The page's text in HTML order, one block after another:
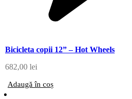
Bicicleta copii 12” – Hot Wheels
682,00 lei
Adaugă în coș